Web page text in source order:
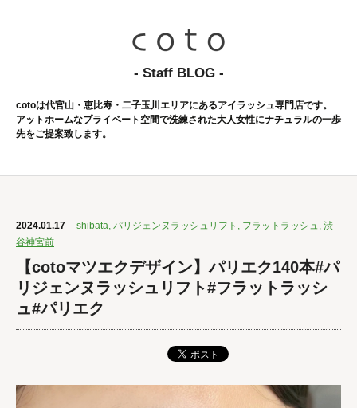
- Staff BLOG -
cotoは代官山・恵比寿・二子玉川エリアにあるアイラッシュ専門店です。
アットホームなプライベート空間で洗練された大人女性にナチュラルの一歩
先をご提案致します。
2024.01.17 shibata, パリジェンヌラッシュリフト , フラットラッシュ, 渋
谷神宮前
【cotoマツエクデザイン】パリエク140本#パ
リジェンヌラッシュリフト#フラットラッシ
ュ#パリエク